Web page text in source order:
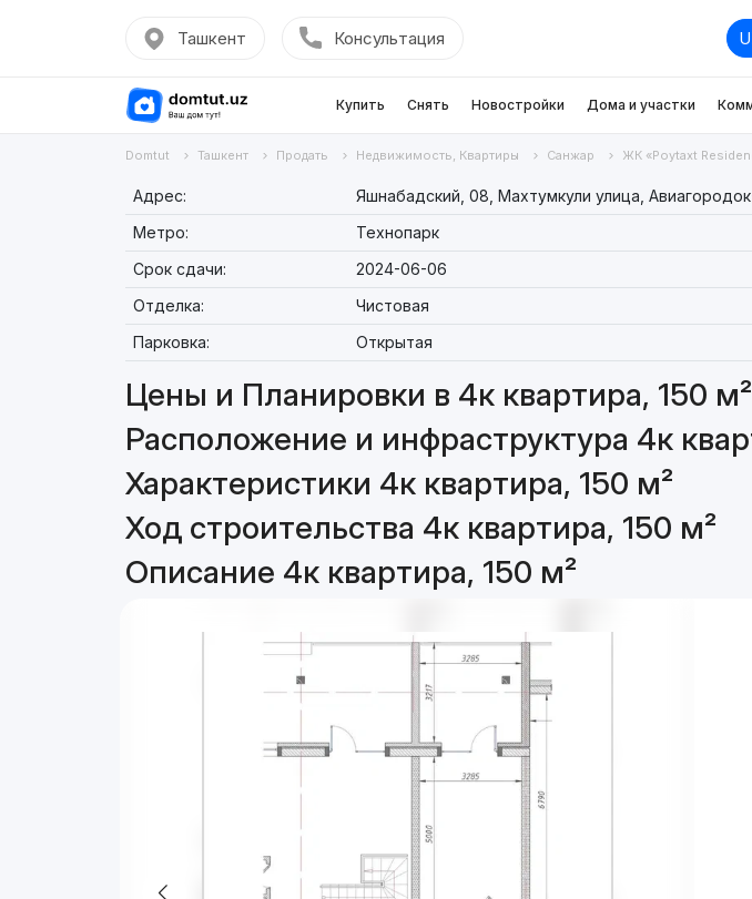
Ташкент Консультация
Купить Снять Новостройки Дома и участки
Domtut Ташкент Продать Недвижимость, Квартиры Санжар ЖК «Poytaxt
Адрес:
Яшнабадский, 08, Махтумкули улица,
Метро:
Технопарк
Срок сдачи:
2024-06-06
Отделка:
Чистовая
Парковка:
Открытая
Цены и Планировки в 4к квартира, 150 м²
Расположение и инфраструктура 4к
Характеристики 4к квартира, 150 м²
Ход строительства 4к квартира, 150 м²
Описание 4к квартира, 150 м²